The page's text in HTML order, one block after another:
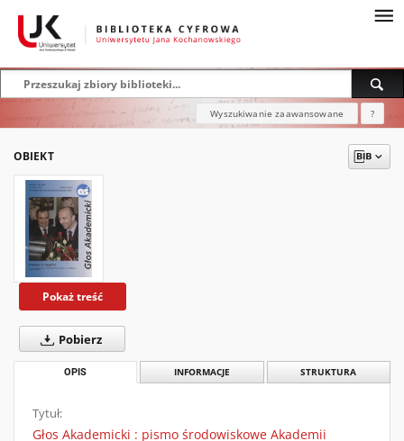
Wyszukiwanie zaawansowane ?
OBIEKT
Pokaż treść
Pobierz
OPIS INFORMACJE STRUKTURA
Tytuł:
Głos Akademicki : pismo środowiskowe Akademii